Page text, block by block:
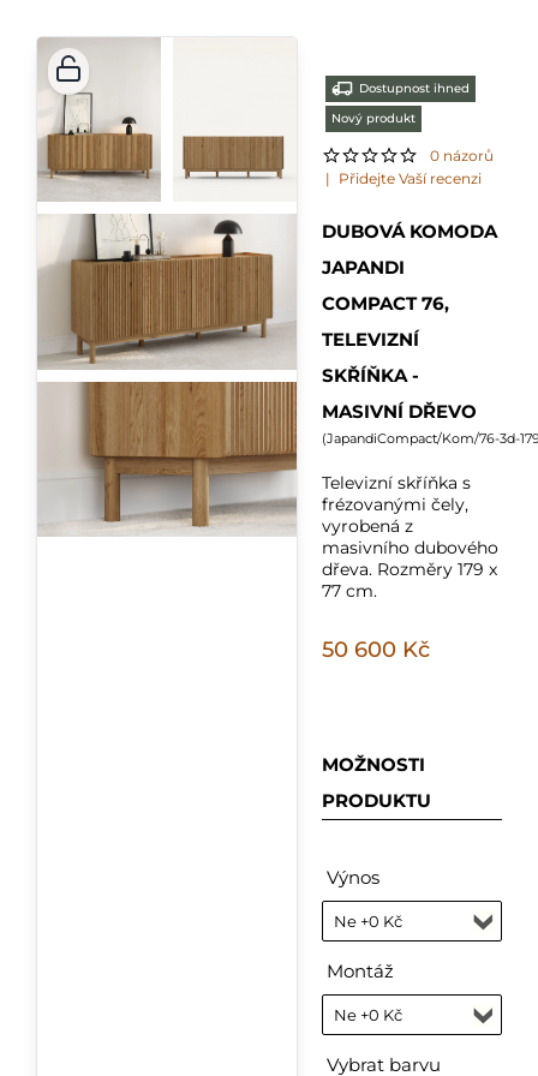
Dostupnost ihned
Nový produkt
0 názorů
| Přidejte Vaší recenzi
DUBOVÁ KOMODA
JAPANDI
COMPACT 76,
TELEVIZNÍ
SKŘÍŇKA -
MASIVNÍ DŘEVO
(JapandiCompact/Kom/76-3d-
Televizní skříňka s
frézovanými čely,
vyrobená z
masivního dubového
dřeva. Rozměry 179 x
77 cm.
50 600 Kč
MOŽNOSTI
PRODUKTU
Výnos
Montáž
Vybrat barvu